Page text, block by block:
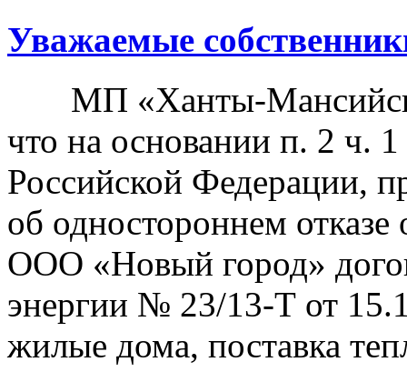
Уважаемые
МП «Ханты-
что на основании п. 2 ч.
Российской Федерации,
об одностороннем
ООО «Новый город»
энергии № 23/13-Т от
жилые дома, поставка